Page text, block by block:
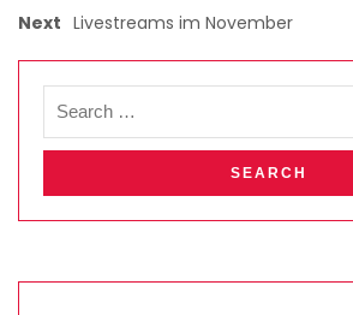
Next Livestreams im November